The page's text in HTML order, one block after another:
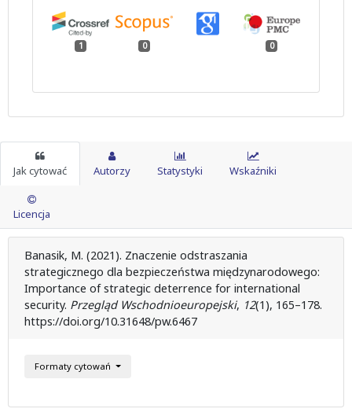
1 0 0
Jak cytować Autorzy Statystyki Wskaźniki
Licencja
Banasik, M. (2021). Znaczenie odstraszania
strategicznego dla bezpieczeństwa międzynarodowego:
Importance of strategic deterrence for international
security. Przegląd Wschodnioeuropejski, 12(1), 165–178.
https://doi.org/10.31648/pw.6467
Formaty cytowań